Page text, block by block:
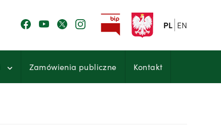
PL EN
Zamówienia publiczne Kontakt